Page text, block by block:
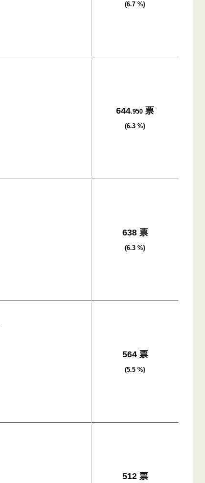
(6.7 %)
644.950 票
(6.3 %)
638 票
(6.3 %)
564 票
(5.5 %)
512 票